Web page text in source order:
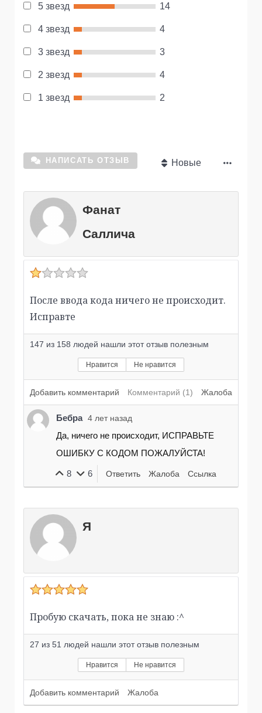
5 звезд 14
4 звезд 4
3 звезд 3
2 звезд 4
1 звезд 2
НАПИСАТЬ ОТЗЫВ Новые
Фанат
Саллича
После ввода кода ничего не происходит.
Исправте
147 из 158 людей нашли этот отзыв полезным
Нравится Не нравится
Добавить комментарий Комментарий (1) Жалоба
Бебра 4 лет назад
Да, ничего не происходит, ИСПРАВЬТЕ
ОШИБКУ С КОДОМ ПОЖАЛУЙСТА!
8 6 Ответить Жалоба Ссылка
Я
Пробую скачать, пока не знаю :^
27 из 51 людей нашли этот отзыв полезным
Нравится Не нравится
Добавить комментарий Жалоба